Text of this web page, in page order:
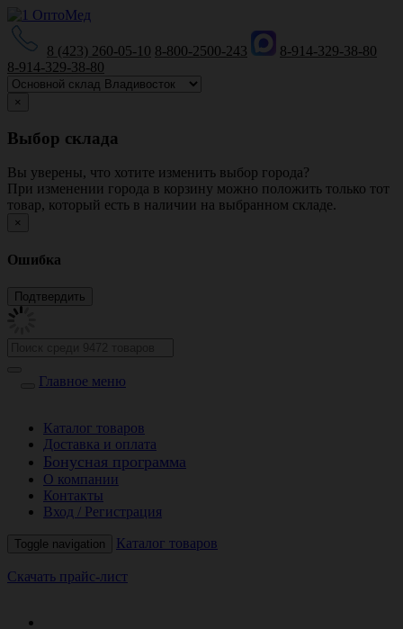
8 (423) 260-05-10 8-800-2500-243
8-914-329-38-80
8-914-329-38-80
×
Выбор склада
Вы уверены, что хотите изменить выбор города?
При изменении города в корзину можно положить только тот
товар, который есть в наличии на выбранном складе.
×
Ошибка
Главное меню
Каталог товаров
Доставка и оплата
Бонусная программа
О компании
Контакты
Вход / Регистрация
Toggle navigation Каталог товаров
Скачать прайс-лист